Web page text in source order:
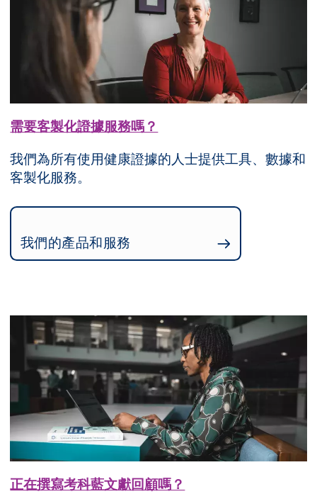
需要客製化證據服務嗎？
我們為所有使用健康證據的人士提供工具、數據和
客製化服務。
我們的產品和服務
正在撰寫考科藍文獻回顧嗎？